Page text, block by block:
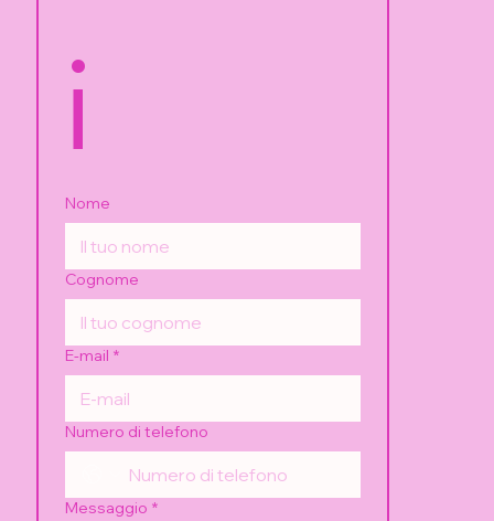
i
Nome
Cognome
E-mail *
Numero di telefono
Messaggio *